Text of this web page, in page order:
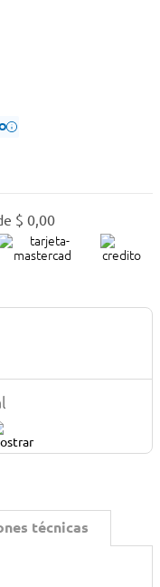
$ 0,00
técnicas